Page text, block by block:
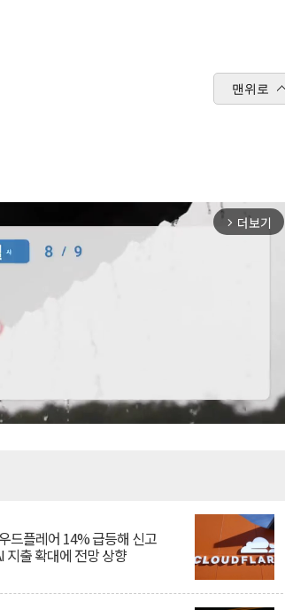
맨위로
arrow_forward_ios 더보기
드플레어 14% 급등해 신고
지출 확대에 전망 상향